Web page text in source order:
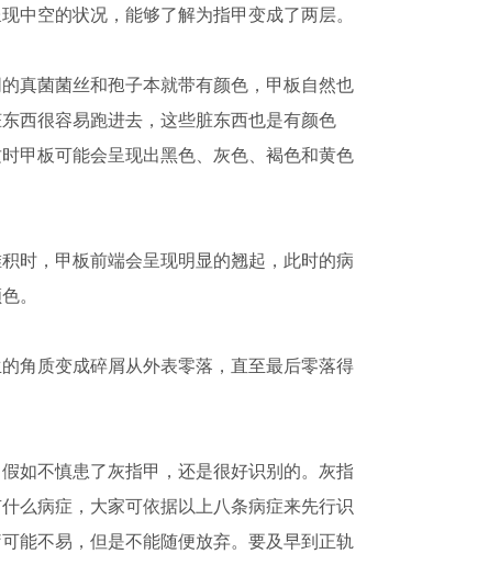
中空的状况，能够了解为指甲变成了两层。
菌菌丝和孢子本就带有颜色，甲板自然也
西很容易跑进去，这些脏东西也是有颜色
甲板可能会呈现出黑色、灰色、褐色和黄色
，甲板前端会呈现明显的翘起，此时的病
。
质变成碎屑从外表零落，直至最后零落得
不慎患了灰指甲，还是很好识别的。灰指
么病症，大家可依据以上八条病症来先行识
能不易，但是不能随便放弃。要及早到正轨